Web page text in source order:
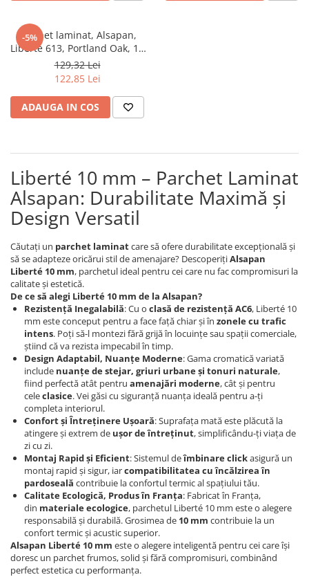
Timeless 12mm
Woodstock 8mm
Woodstock PRO 8mm
Woodstock XL 10mm
Woodstock XL 8mm
ADO Floor - SPC
Finfloor XL 10mm
Style 8mm
Supreme 8mm
Kaindl - Laminat
Kronotex - Laminat
Advanced 8 mm
Amazone 10 mm
Evolution 12 mm
Exquisit 8 mm
Herringbone 8 mm
Mammut 12 mm
Progress 10 mm
Robusto 12 mm
-5%
Parchet laminat, Alsapan,
Liberte 613, Portland Oak, 10
mm 33/AC6 4V 5G
129,32 Lei
122,85 Lei
ADAUGA IN COS
Liberté 10 mm – Parchet Laminat
Alsapan: Durabilitate Maximă și
Design Versatil
Căutați un parchet laminatcare să ofere durabilitate excepțională și
să se adapteze oricărui stil de amenajare? DescoperițiAlsapan
Liberté 10 mm, parchetul ideal pentru cei care nu fac compromisuri la
calitate și estetică.
De ce să alegi Liberté 10 mm de la Alsapan?
Rezistență Inegalabilă: Cu o clasă de rezistență AC6, Liberté 10
mm este conceput pentru a face față chiar și în zonele cu trafic
intens. Poți să-l montezi fără grijă în locuințe sau spații comerciale,
știind că va rezista impecabil în timp.
Design Adaptabil, Nuanțe Moderne: Gama cromatică variată
include nuanțe de stejar, griuri urbane și tonuri naturale,
fiind perfectă atât pentru amenajări moderne, cât și pentru
celeclasice. Vei găsi cu siguranță nuanța ideală pentru a-ți
completa interiorul.
Confort și Întreținere Ușoară: Suprafața mată este plăcută la
atingere și extrem de ușor de întreținut, simplificându-ți viața de
zi cu zi.
Montaj Rapid și Eficient: Sistemul deîmbinare clickasigură un
montaj rapid și sigur, iarcompatibilitatea cu încălzirea în
pardoseală contribuie la confortul termic al spațiului tău.
Calitate Ecologică, Produs în Franța: Fabricat în Franța,
din materiale ecologice, parchetul Liberté 10 mm este o alegere
responsabilă și durabilă. Grosimea de 10 mm contribuie la un
confort termic și acustic superior.
Alsapan Liberté 10 mm este o alegere inteligentă pentru cei care își
doresc un parchet frumos, solid și fără compromisuri, combinând
perfect estetica cu performanța.